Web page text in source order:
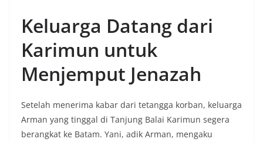
Keluarga Datang dari
Karimun untuk
Menjemput Jenazah
Setelah menerima kabar dari tetangga korban, keluarga
Arman yang tinggal di Tanjung Balai Karimun segera
berangkat ke Batam. Yani, adik Arman, mengaku